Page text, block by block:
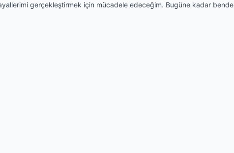
gerçekleştirmek için mücadele edeceğim. Bugüne kadar bende